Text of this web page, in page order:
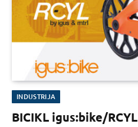
INDUSTRIJA
BICIKL igus:bike/RCYL